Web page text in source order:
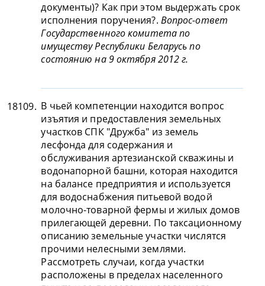
документы)? Как при этом выдержать срок
исполнения поручения?. Вопрос-ответ
Государственного комитета по
имуществу Республики Беларусь по
состоянию на 9 октября 2012 г.
18109. В чьей компетенции находится вопрос
изъятия и предоставления земельных
участков СПК "Дружба" из земель
лесфонда для содержания и
обслуживания артезианской скважины и
водонапорной башни, которая находится
на балансе предприятия и используется
для водоснабжения питьевой водой
молочно-товарной фермы и жилых домов
прилегающей деревни. По таксационному
описанию земельные участки числятся
прочими нелесными землями.
Рассмотреть случаи, когда участки
расположены в пределах населенного